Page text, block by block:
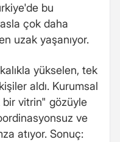
bu
çok daha
uzak yaşanıyor.
yükselen, tek
aldı. Kurumsal
vitrin" gözüyle
ve
atıyor. Sonuç: